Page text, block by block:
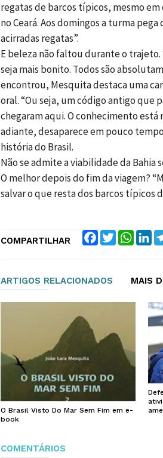
regatas de barcos típicos, mesmo
no Ceará. Aos domingos a turma
acirradas regatas”.
E beleza não faltou durante o trajeto.
seja mais bonito. Todos são
encontrou, Mesquita destaca uma
oral. “Ou seja, um código antigo que
chegaram aqui. O conhecimento está
adiante, desaparece em pouco
história do Brasil.
Não se admite a viabilidade da Bahia
O melhor depois do fim da viagem?
salvar o que resta dos barcos típicos
COMPARTILHAR
Facebook
Twitter
ARTIGOS RELACIONADOS MAIS
O Brasil Visto Do Mar Sem Fim em e-
book
COMENTÁRIOS